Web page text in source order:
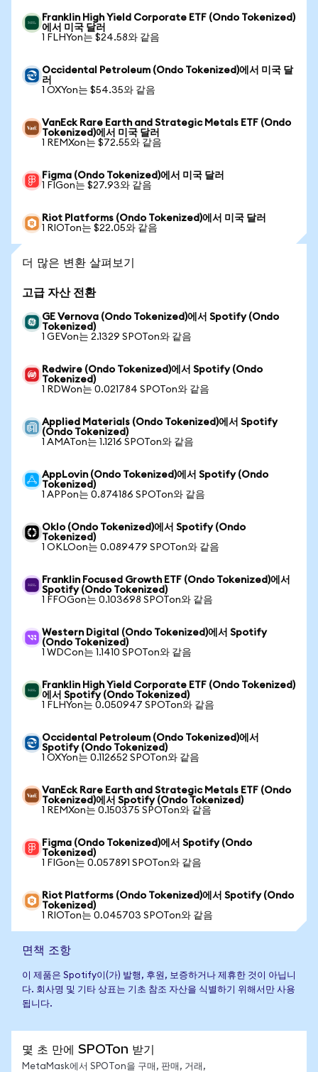
Franklin High Yield Corporate ETF (Ondo Tokenized)
에서 미국 달러
1 FLHYon는 $24.58와 같음
Occidental Petroleum (Ondo Tokenized)에서 미국 달
러
1 OXYon는 $54.35와 같음
VanEck Rare Earth and Strategic Metals ETF (Ondo
Tokenized)에서 미국 달러
1 REMXon는 $72.55와 같음
Figma (Ondo Tokenized)에서 미국 달러
1 FIGon는 $27.93와 같음
Riot Platforms (Ondo Tokenized)에서 미국 달러
1 RIOTon는 $22.05와 같음
더 많은 변환 살펴보기
고급 자산 전환
GE Vernova (Ondo Tokenized)에서 Spotify (Ondo
Tokenized)
1 GEVon는 2.1329 SPOTon와 같음
Redwire (Ondo Tokenized)에서 Spotify (Ondo
Tokenized)
1 RDWon는 0.021784 SPOTon와 같음
Applied Materials (Ondo Tokenized)에서 Spotify
(Ondo Tokenized)
1 AMATon는 1.1216 SPOTon와 같음
AppLovin (Ondo Tokenized)에서 Spotify (Ondo
Tokenized)
1 APPon는 0.874186 SPOTon와 같음
Oklo (Ondo Tokenized)에서 Spotify (Ondo
Tokenized)
1 OKLOon는 0.089479 SPOTon와 같음
Franklin Focused Growth ETF (Ondo Tokenized)에서
Spotify (Ondo Tokenized)
1 FFOGon는 0.103698 SPOTon와 같음
Western Digital (Ondo Tokenized)에서 Spotify
(Ondo Tokenized)
1 WDCon는 1.1410 SPOTon와 같음
Franklin High Yield Corporate ETF (Ondo Tokenized)
에서 Spotify (Ondo Tokenized)
1 FLHYon는 0.050947 SPOTon와 같음
Occidental Petroleum (Ondo Tokenized)에서
Spotify (Ondo Tokenized)
1 OXYon는 0.112652 SPOTon와 같음
VanEck Rare Earth and Strategic Metals ETF (Ondo
Tokenized)에서 Spotify (Ondo Tokenized)
1 REMXon는 0.150375 SPOTon와 같음
Figma (Ondo Tokenized)에서 Spotify (Ondo
Tokenized)
1 FIGon는 0.057891 SPOTon와 같음
Riot Platforms (Ondo Tokenized)에서 Spotify (Ondo
Tokenized)
1 RIOTon는 0.045703 SPOTon와 같음
면책 조항
이 제품은 Spotify이(가) 발행, 후원, 보증하거나 제휴한 것이 아닙니
다. 회사명 및 기타 상표는 기초 참조 자산을 식별하기 위해서만 사용
됩니다.
몇 초 만에 SPOTon 받기
MetaMask에서 SPOTon을 구매, 판매, 거래,